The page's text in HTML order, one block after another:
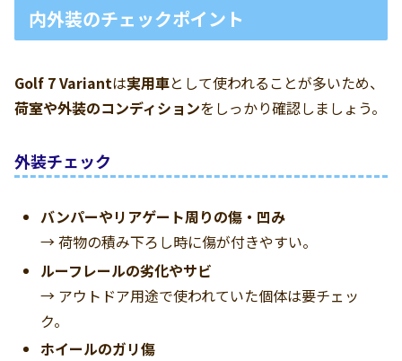
内外装のチェックポイント
Golf 7 Variantは実用車として使われることが多いため、
荷室や外装のコンディションをしっかり確認しましょう。
外装チェック
バンパーやリアゲート周りの傷・凹み
→ 荷物の積み下ろし時に傷が付きやすい。
ルーフレールの劣化やサビ
→ アウトドア用途で使われていた個体は要チェッ
ク。
ホイールのガリ傷